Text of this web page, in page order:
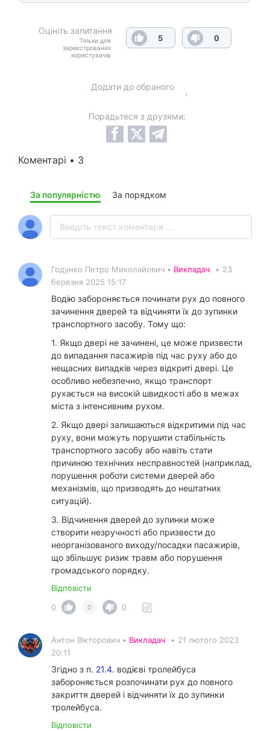
Оцініть запитання
Тільки для
зареєстрованих
користувачів
5 0
Додати до обраного
Порадьтеся з друзями:
Коментарі • 3
За популярністю За порядком
Годунко Петро Миколайович • Викладач • 23
березня 2025 15:17
Водію забороняється починати рух до повного
зачинення дверей та відчиняти їх до зупинки
транспортного засобу. Тому що:
1. Якщо двері не зачинені, це може призвести
до випадання пасажирів під час руху або до
нещасних випадків через відкриті двері. Це
особливо небезпечно, якщо транспорт
рухається на високій швидкості або в межах
міста з інтенсивним рухом.
2. Якщо двері залишаються відкритими під час
руху, вони можуть порушити стабільність
транспортного засобу або навіть стати
причиною технічних несправностей (наприклад,
порушення роботи системи дверей або
механізмів, що призводять до нештатних
ситуацій).
3. Відчинення дверей до зупинки може
створити незручності або призвести до
неорганізованого виходу/посадки пасажирів,
що збільшує ризик травм або порушення
громадського порядку.
Відповісти
0
0 0
Антон Вікторович • Викладач • 21 лютого 2023
20:11
Згідно з п. 21.4. водієві тролейбуса
забороняється розпочинати рух до повного
закриття дверей і відчиняти їх до зупинки
тролейбуса.
Відповісти